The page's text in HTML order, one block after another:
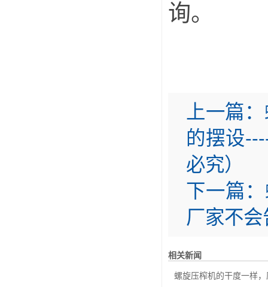
询。
上一篇：
的摆设
必究）
下一篇：
厂家不
相关新闻
螺旋压榨机的干度一样